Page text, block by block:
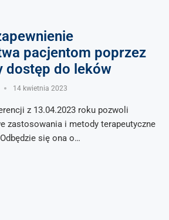
pacjentom poprzez
dostęp do leków
14 kwietnia 2023
z 13.04.2023 roku pozwoli
zastosowania i metody terapeutyczne
się ona o…